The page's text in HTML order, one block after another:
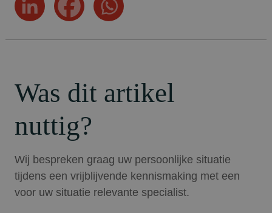
Was dit artikel
nuttig?
Wij bespreken graag uw persoonlijke situatie
tijdens een vrijblijvende kennismaking met een
voor uw situatie relevante specialist.